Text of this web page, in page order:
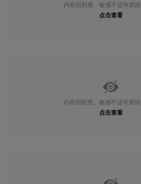
内容因剧透、敏感不适等原
点击查看
内容因剧透、敏感不适等原
点击查看